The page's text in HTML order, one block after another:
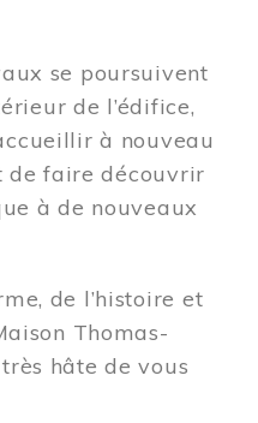
se poursuivent
de l’édifice,
à nouveau
de faire découvrir
à de nouveaux
de l’histoire et
Thomas-
hâte de vous